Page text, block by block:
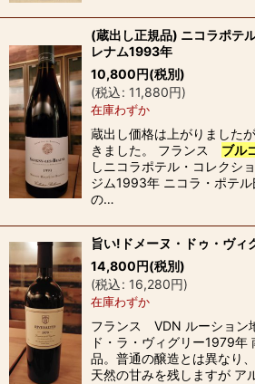
(蔵出し正規品) ニコラポテ
レナム1993年
10,800円(税別)
(税込: 11,880円)
在庫わずか
蔵出し価格は上がりました
きました。 フランス ブル
しニコラポテル・コレクシ
ジム1993年 ニコラ・ポテ
の…
旨い!ドメーヌ・ドゥ・ヴィ
14,800円(税別)
(税込: 16,280円)
在庫わずか
フランス VDN ルーショ
ド・ラ・ヴィグリー1979年
品。普通の醸造とは異なり
天然の甘みを残しますが ア